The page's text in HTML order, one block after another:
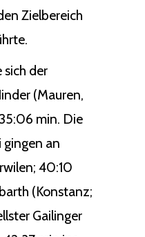
Zielbereich
sich der
(Mauren,
min. Die
gingen an
40:10
(Konstanz;
Gailinger